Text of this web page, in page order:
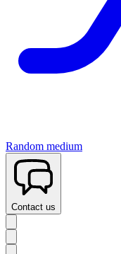
Random medium
Contact us